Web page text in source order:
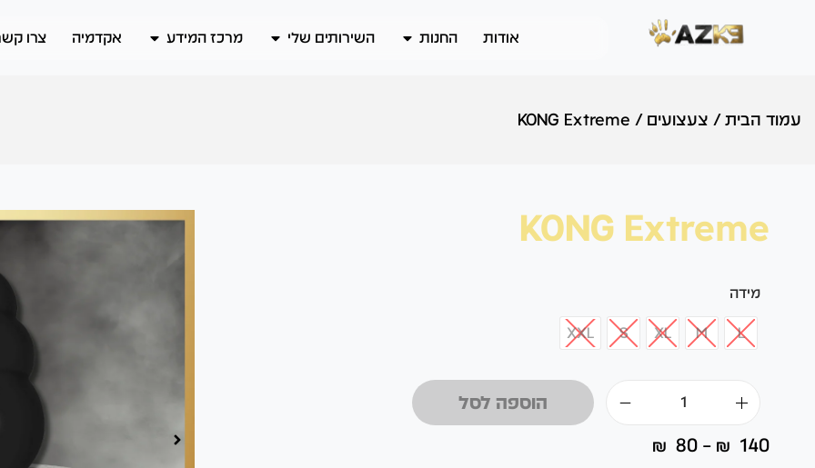
אודות החנות השירותים שלי מרכז המידע אקדמיה צרו
עמוד הבית / צעצועים /
KONG Extreme
KONG Extreme
מידה
L
M
XL
S
XXL
הוספה לסל
₪ 80 – ₪ 140